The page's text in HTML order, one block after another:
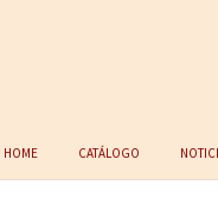
Home Catálogo